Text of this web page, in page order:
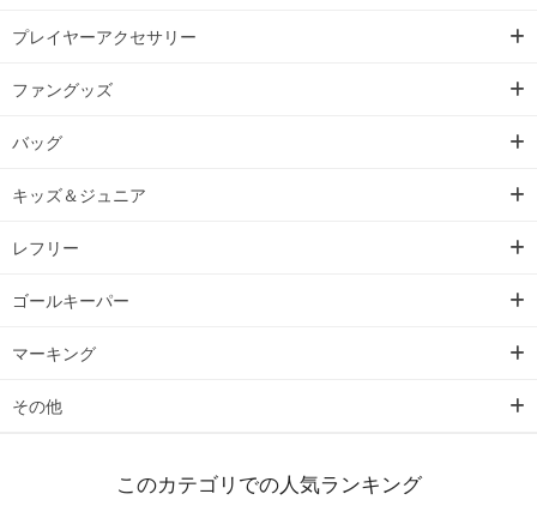
プレイヤーアクセサリー
ファングッズ
バッグ
キッズ＆ジュニア
レフリー
ゴールキーパー
マーキング
その他